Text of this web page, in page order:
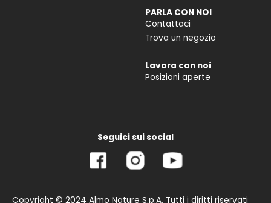
PARLA CON NOI
Contattaci
Trova un negozio
Lavora con noi
Posizioni aperte
Seguici sui social
Copyright © 2024 Almo Nature S.p.A. Tutti i diritti riservati